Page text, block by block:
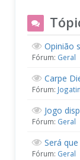
Opinião
Fórum: Geral
Carpe
Fórum:
Jogo
Fórum: Geral
Será
Fórum: Geral